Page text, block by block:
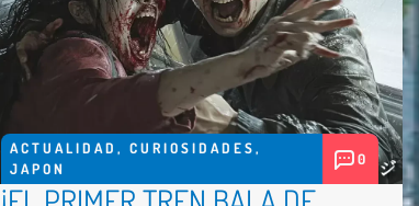
ACTUALIDAD , CURIOSIDADES,
JAPON
0